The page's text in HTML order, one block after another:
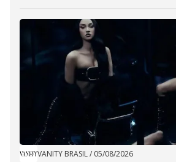
VANITY BRASIL/ 05/08/2026